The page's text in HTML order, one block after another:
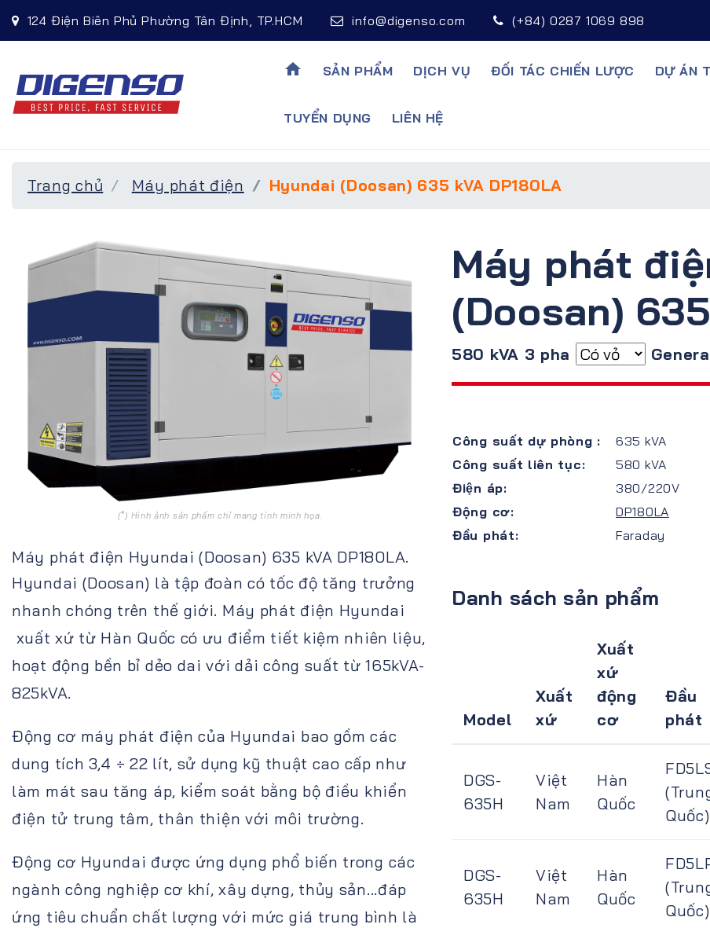
124 Điện Biên Phủ Phường Tân Định, TP.HCM info@digenso.com (+84) 0287 1069 898
home SẢN PHẨM DỊCH VỤ ĐỐI TÁC CHIẾN LƯỢC DỰ ÁN
TUYỂN DỤNG LIÊN HỆ
Trang chủ Máy phát điện Hyundai (Doosan) 635 kVA DP180LA
(*) Hình ảnh sản phẩm chỉ mang tính minh họa.
Máy phát điện Hyundai (Doosan) 635 kVA DP180LA.
Hyundai (Doosan) là tập đoàn có tốc độ tăng trưởng
nhanh chóng trên thế giới. Máy phát điện Hyundai
xuất xứ từ Hàn Quốc có ưu điểm tiết kiệm nhiên liệu,
hoạt động bền bỉ dẻo dai với dải công suất từ 165kVA-
825kVA.
Động cơ máy phát điện của Hyundai bao gồm các
dung tích 3,4 ÷ 22 lít, sử dụng kỹ thuật cao cấp như
làm mát sau tăng áp, kiểm soát bằng bộ điều khiển
điện tử trung tâm, thân thiện với môi trường.
Động cơ Hyundai được ứng dụng phổ biến trong các
ngành công nghiệp cơ khí, xây dựng, thủy sản...đáp
ứng tiêu chuẩn chất lượng với mức giá trung bình là
Máy phát
(Doosan)
580 kVA 3 pha
Công suất dự phòng :
635 kVA
Công suất liên tục:
580 kVA
Điện áp:
380/220V
Động cơ:
DP180LA
Đầu phát:
Faraday
Danh sách sản phẩm
Model
Xuất
xứ
Xuất
xứ
động
cơ
Đầu
phát
DGS-
635H
Việt
Nam
Hàn
Quốc
Quốc)
DGS-
635H
Việt
Nam
Hàn
Quốc
Quốc)